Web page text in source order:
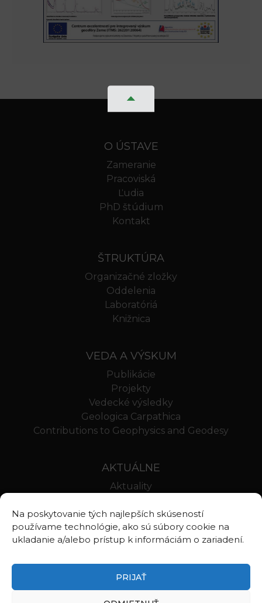
Na poskytovanie tých najlepších skúseností
používame technológie, ako sú súbory cookie na
ukladanie a/alebo prístup k informáciám o zariadení.
PRIJAŤ
O ÚSTAVE
Zameranie
Pracoviská
Ľudia
PhD štúdium
Kontakt
ŠTRUKTÚRA
Organizačné zložky
Oddelenia
Laboratóriá
Knižnica
VEDA A VÝSKUM
Publikácie
Projekty
Vedecké výsledky
Geologica Carpathica
Contributions to Geophysics and Geodesy
AKTUÁLNE
Aktuality
Stravovanie SAV
Webmail BA
Webmail BB